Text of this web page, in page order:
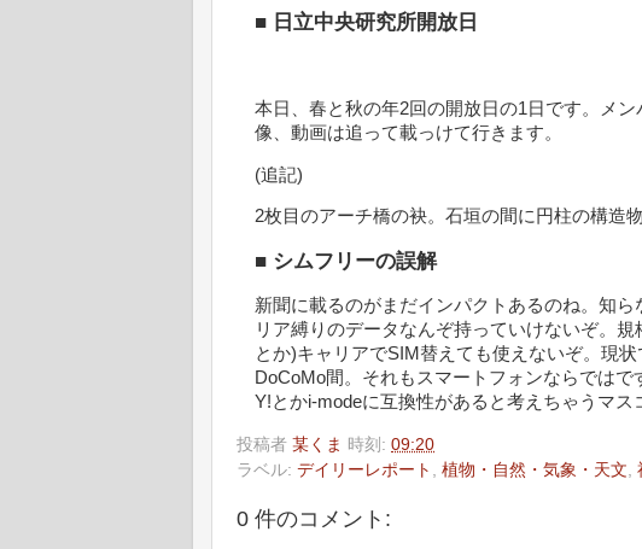
■ 日立中央研究所開放日
本日、春と秋の年2回の開放日の1日です。メ
像、動画は追って載っけて行きます。
(追記)
2枚目のアーチ橋の袂。石垣の間に円柱の構造
■ シムフリーの誤解
新聞に載るのがまだインパクトあるのね。知
リア縛りのデータなんぞ持っていけないぞ。
とか)キャリアでSIM替えても使えないぞ。現
DoCoMo間。それもスマートフォンならではで
Y!とかi-modeに互換性があると考えちゃうマス
投稿者 某くま 時刻: 09:20
ラベル: デイリーレポート 植物・自然・気象・天文
0 件のコメント: